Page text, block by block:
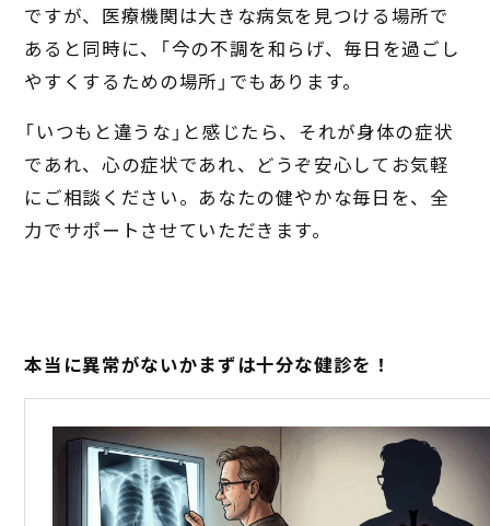
ですが、医療機関は大きな病気を見つける場所で
あると同時に、「今の不調を和らげ、毎日を過ごし
やすくするための場所」でもあります。
「いつもと違うな」と感じたら、それが身体の症状
であれ、心の症状であれ、どうぞ安心してお気軽
にご相談ください。あなたの健やかな毎日を、全
力でサポートさせていただきます。
本当に異常がないかまずは十分な健診を！